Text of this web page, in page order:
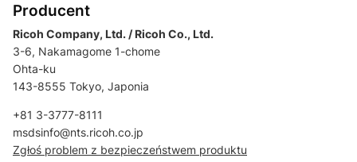
Producent
Ricoh Company, Ltd. / Ricoh Co., Ltd.
3-6, Nakamagome 1-chome
Ohta-ku
143-8555 Tokyo, Japonia
+81 3-3777-8111
msdsinfo@nts.ricoh.co.jp
Zgłoś problem z bezpieczeństwem produktu